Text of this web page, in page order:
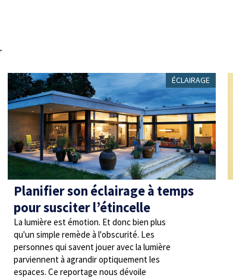
ÉCLAIRAGE
Planifier son éclairage à temps
pour susciter l’étincelle
La lumière est émotion. Et donc bien plus
qu'un simple remède à l'obscurité. Les
personnes qui savent jouer avec la lumière
parviennent à agrandir optiquement les
espaces. Ce reportage nous dévoile